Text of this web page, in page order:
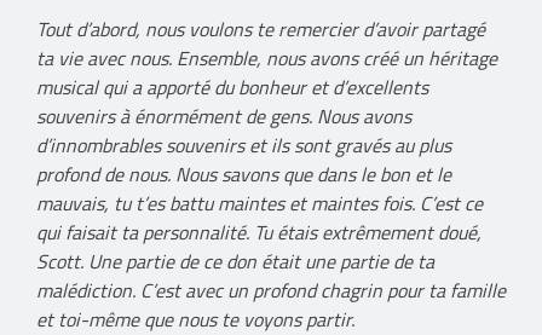
Tout d’abord, nous voulons te remercier d’avoir partagé
ta vie avec nous. Ensemble, nous avons créé un héritage
musical qui a apporté du bonheur et d’excellents
souvenirs à énormément de gens. Nous avons
d’innombrables souvenirs et ils sont gravés au plus
profond de nous. Nous savons que dans le bon et le
mauvais, tu t’es battu maintes et maintes fois. C’est ce
qui faisait ta personnalité. Tu étais extrêmement doué,
Scott. Une partie de ce don était une partie de ta
malédiction. C’est avec un profond chagrin pour ta famille
et toi-même que nous te voyons partir.